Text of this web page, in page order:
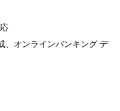
、オンラインバンキング デ